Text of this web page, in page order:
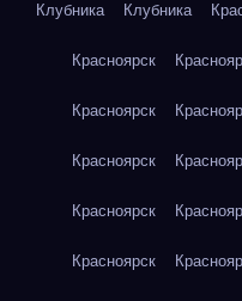
Клубника Клубника
Красноярск
Красноярск
Красноярск
Красноярск
Красноярск